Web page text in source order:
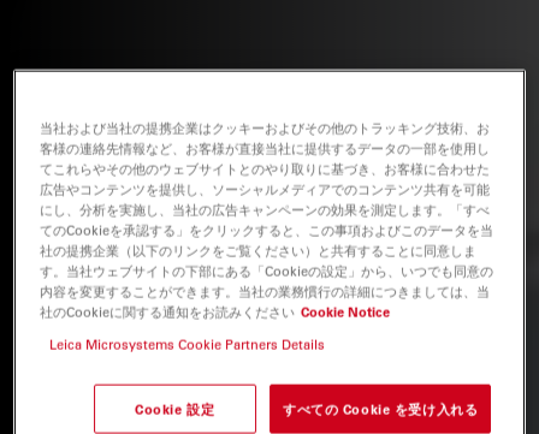
当社および当社の提携企業はクッキーおよびその他のトラッキング技術、お
客様の連絡先情報など、お客様が直接当社に提供するデータの一部を使用し
てこれらやその他のウェブサイトとのやり取りに基づき、お客様に合わせた
広告やコンテンツを提供し、ソーシャルメディアでのコンテンツ共有を可能
にし、分析を実施し、当社の広告キャンペーンの効果を測定します。「すべ
てのCookieを承認する」をクリックすると、この事項およびこのデータを当
社の提携企業（以下のリンクをご覧ください）と共有することに同意しま
す。当社ウェブサイトの下部にある「Cookieの設定」から、いつでも同意の
内容を変更することができます。当社の業務慣行の詳細につきましては、当
社のCookieに関する通知をお読みください Cookie Notice
Leica Microsystems Cookie Partners Details
Cookie 設定 すべての Cookie を受け入れる